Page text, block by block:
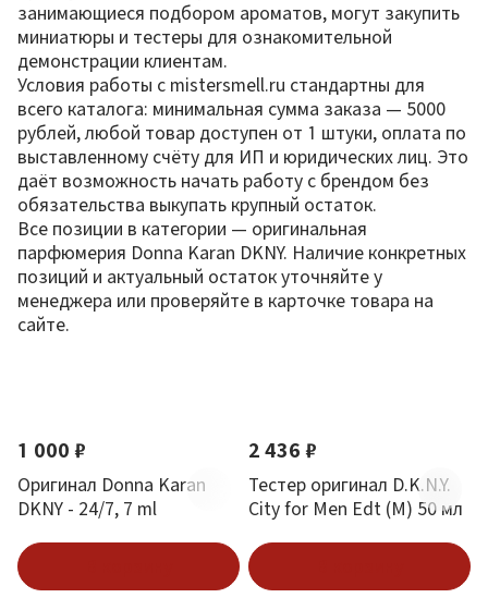
занимающиеся подбором ароматов, могут закупить
миниатюры и тестеры для ознакомительной
демонстрации клиентам.
Условия работы с mistersmell.ru стандартны для
всего каталога: минимальная сумма заказа — 5000
рублей, любой товар доступен от 1 штуки, оплата по
выставленному счёту для ИП и юридических лиц. Это
даёт возможность начать работу с брендом без
обязательства выкупать крупный остаток.
Все позиции в категории — оригинальная
парфюмерия Donna Karan DKNY. Наличие конкретных
позиций и актуальный остаток уточняйте у
менеджера или проверяйте в карточке товара на
сайте.
1 000 ₽
Оригинал Donna Karan
DKNY - 24/7, 7 ml
2 436 ₽
Тестер оригинал D.K.N.Y.
City for Men Edt (M) 50 мл